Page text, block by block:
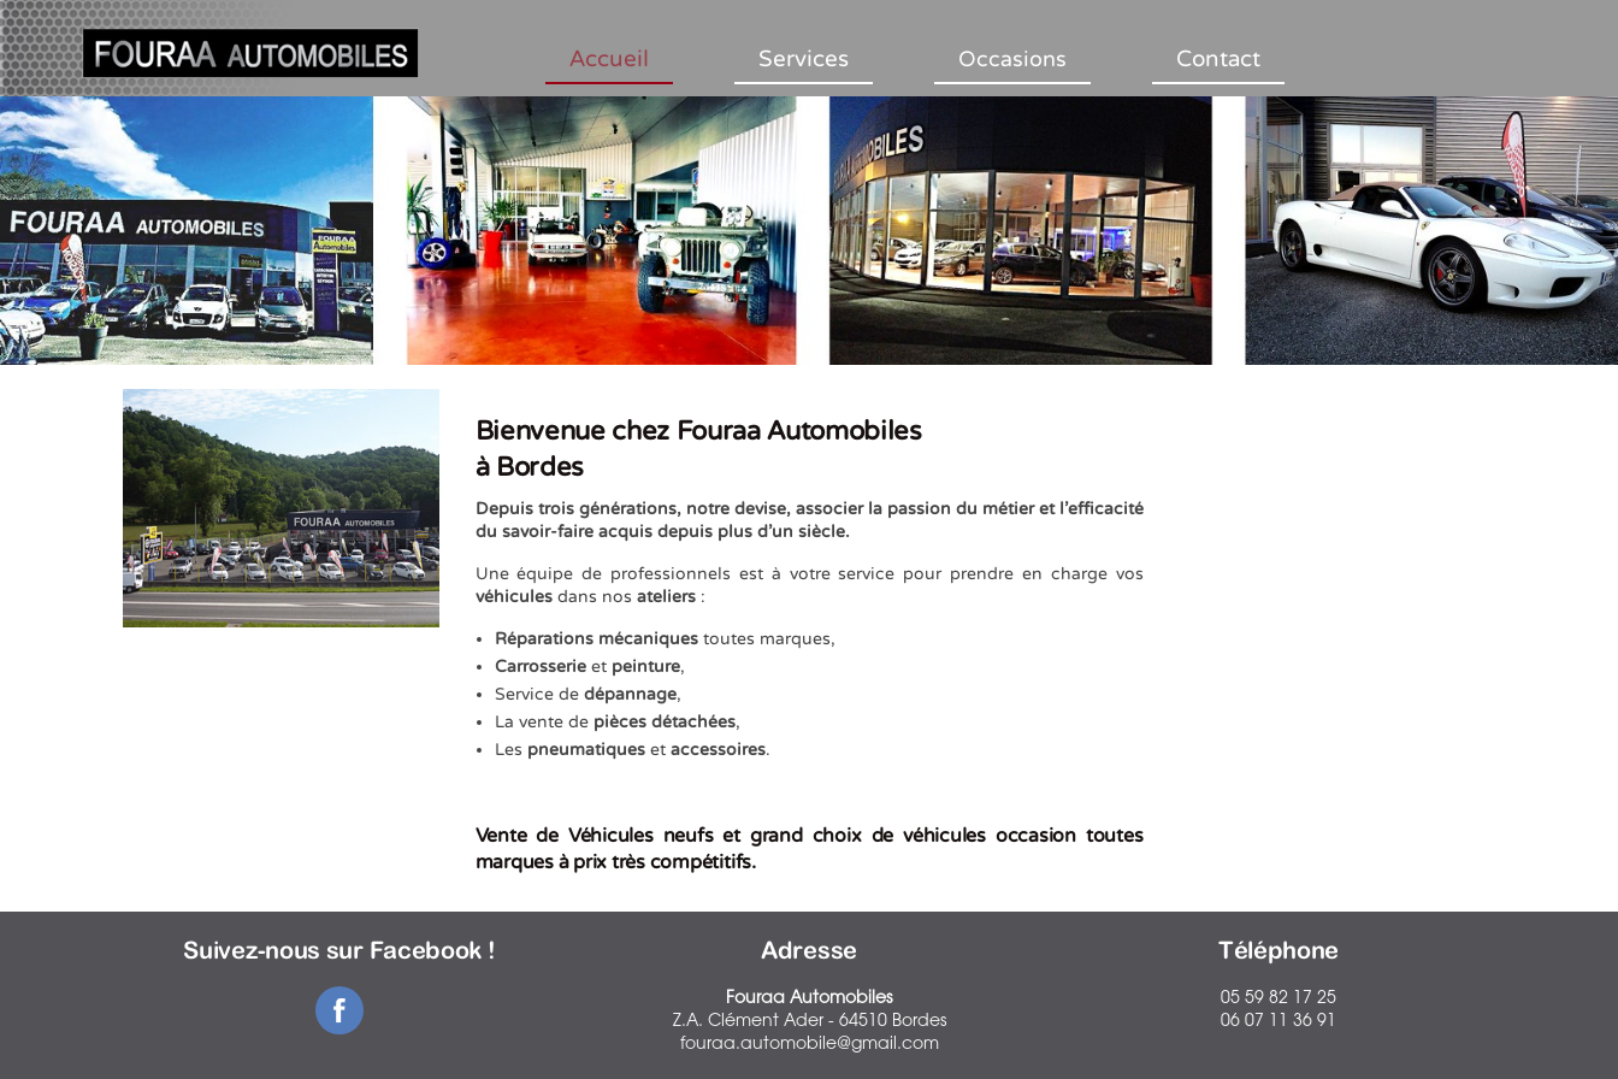
Accueil Services Occasions Contact
Bienvenue chez Fouraa Automobiles
à Bordes
Depuis trois générations, notre devise, associer la passion du métier et l’efficacité
du savoir-faire acquis depuis plus d’un siècle.
Une équipe de professionnels est à votre service pour prendre en charge vos
véhiculesdans nos ateliers :
Réparations mécaniquestoutes marques,
Carrosserieet peinture,
Service de dépannage,
La vente de pièces détachées,
Les pneumatiqueset accessoires.
Vente de Véhicules neufs et grand choix de véhicules occasion toutes
marques à prix très compétitifs.
Suivez-nous sur Facebook ! Adresse
Fouraa Automobiles
Z.A. Clément Ader - 64510 Bordes
fouraa.automobile@gmail.com
Téléphone
05 59 82 17 25
06 07 11 36 91